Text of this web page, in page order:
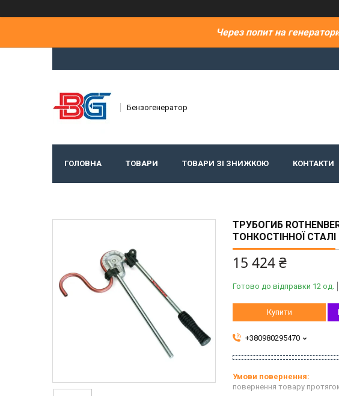
Через попит на
Бензогенератор
ГОЛОВНА ТОВАРИ ТОВАРИ ЗІ ЗНИЖКОЮ КОНТАКТИ
ТРУБОГИБ
ТОНКОСТІННОЇ СТАЛІ
15 424 ₴
Готово до відправки 12 од.
Купити
+380980295470
повернення товару